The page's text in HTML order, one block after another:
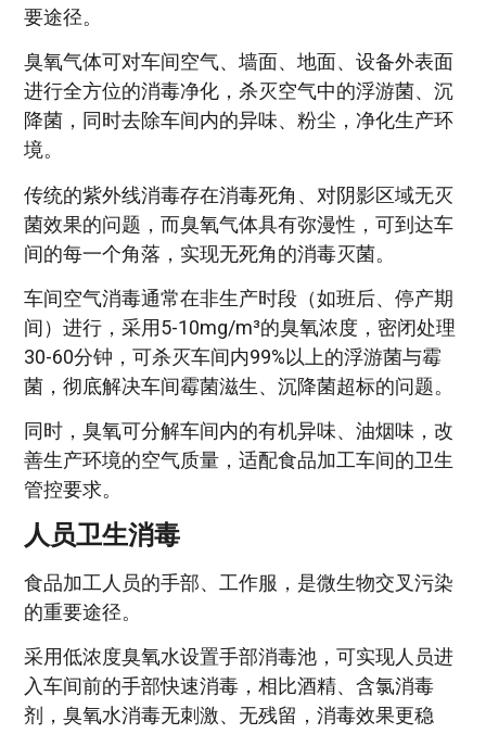
要途径。
臭氧气体可对车间空气、墙面、地面、设备外表面
进行全方位的消毒净化，杀灭空气中的浮游菌、沉
降菌，同时去除车间内的异味、粉尘，净化生产环
境。
传统的紫外线消毒存在消毒死角、对阴影区域无灭
菌效果的问题，而臭氧气体具有弥漫性，可到达车
间的每一个角落，实现无死角的消毒灭菌。
车间空气消毒通常在非生产时段（如班后、停产期
间）进行，采用5-10mg/m³的臭氧浓度，密闭处理
30-60分钟，可杀灭车间内99%以上的浮游菌与霉
菌，彻底解决车间霉菌滋生、沉降菌超标的问题。
同时，臭氧可分解车间内的有机异味、油烟味，改
善生产环境的空气质量，适配食品加工车间的卫生
管控要求。
人员卫生消毒
食品加工人员的手部、工作服，是微生物交叉污染
的重要途径。
采用低浓度臭氧水设置手部消毒池，可实现人员进
入车间前的手部快速消毒，相比酒精、含氯消毒
剂，臭氧水消毒无刺激、无残留，消毒效果更稳